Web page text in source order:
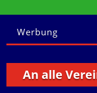
Werbung
An alle